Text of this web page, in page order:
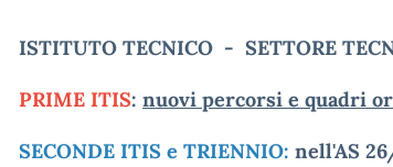
ISTITUTO TECNICO - SETTORE
PRIME ITIS: nuovi percorsi e quadri
SECONDE ITIS e TRIENNIO: nell'AS